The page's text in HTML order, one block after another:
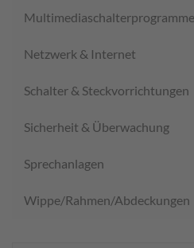
Multimediaschalterprogramme
Netzwerk & Internet
Schalter & Steckvorrichtungen
Sicherheit & Überwachung
Sprechanlagen
Wippe/Rahmen/Abdeckungen